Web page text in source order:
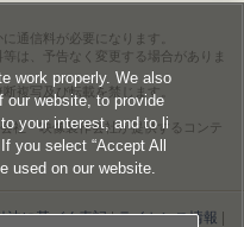
通信料が必要になります。
は、予告なく変更する場合がありま
複写及び転載を禁じます。
社・映像製作会社が提供するコンテ
法に基づく表記|ライセンス情報
work properly. We also
website, to provide
your interest, and to li
you select “Accept All
used on our website.